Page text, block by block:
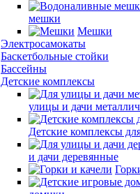
мешки
Мешки
Электросамокаты
Баскетбольные стойки
Бассейны
Детские комплексы
улицы и дачи
Детские комплексы
и дачи деревянные